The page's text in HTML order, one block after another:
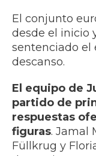
El conjunto
desde el inicio
sentenciado el
descanso.
El equipo de
partido de
respuestas
figuras. Jamal
Füllkrug y